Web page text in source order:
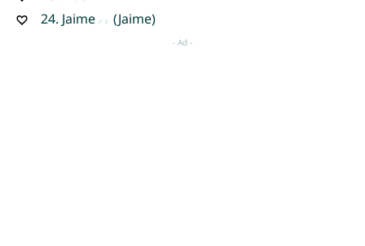
24. Jaime (Jaime)